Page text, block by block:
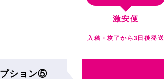
激安便
入稿・校了から3日後発送
ション⑤